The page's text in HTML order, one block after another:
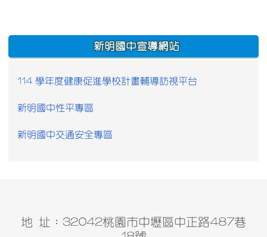
:::
新明國中宣導網站
114 學年度健康促進學校計畫輔導訪視平台
新明國中性平專區
新明國中交通安全專區
地 址：32042桃園市中壢區中正路487巷